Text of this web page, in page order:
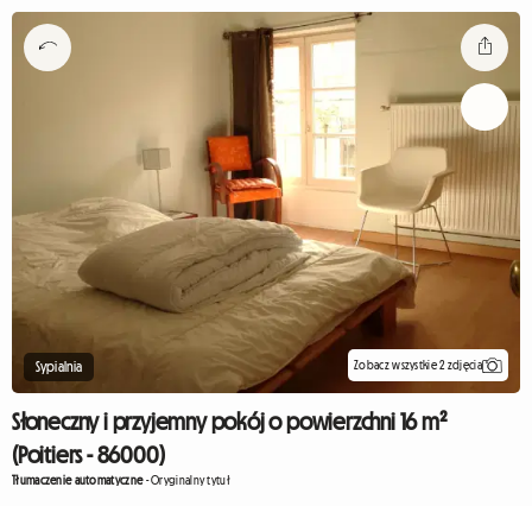
Sypialnia Zobacz wszystkie 2 zdjęcia
Słoneczny i przyjemny pokój o powierzchni 16 m²
(Poitiers - 86000)
Tłumaczenie automatyczne-Oryginalny tytuł